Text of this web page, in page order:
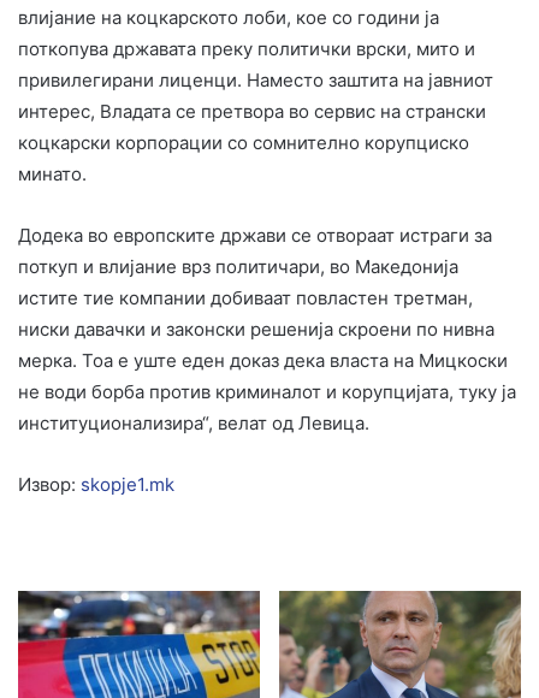
влијание на коцкарското лоби, кое со години ја
поткопува државата преку политички врски, мито и
привилегирани лиценци. Наместо заштита на јавниот
интерес, Владата се претвора во сервис на странски
коцкарски корпорации со сомнително корупциско
минато.
Додека во европските држави се отвораат истраги за
поткуп и влијание врз политичари, во Македонија
истите тие компании добиваат повластен третман,
ниски давачки и законски решенија скроени по нивна
мерка. Тоа е уште еден доказ дека власта на Мицкоски
не води борба против криминалот и корупцијата, туку ја
институционализира“, велат од Левица.
Извор: skopje1.mk